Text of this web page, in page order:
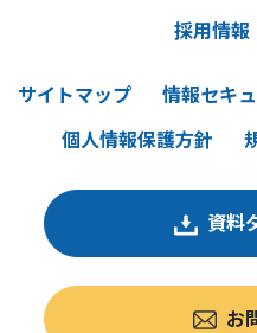
採用情報
サイトマップ 情報セキ
個人情報保護方針
資料
お